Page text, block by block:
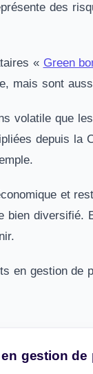
des
« Green
mais sont
volatile que
depuis la
et
bien
en gestion
gestion de